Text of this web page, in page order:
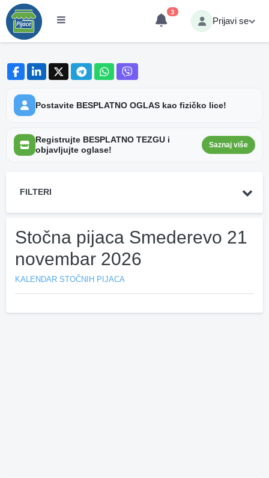
3
Prijavi se
Postavite BESPLATNO OGLAS kao fizičko lice!
Registrujte BESPLATNO TEZGU i
objavljujte oglase!
Saznaj više
FILTERI
Stočna pijaca Smederevo 21
novembar 2026
KALENDAR STOČNIH PIJACA